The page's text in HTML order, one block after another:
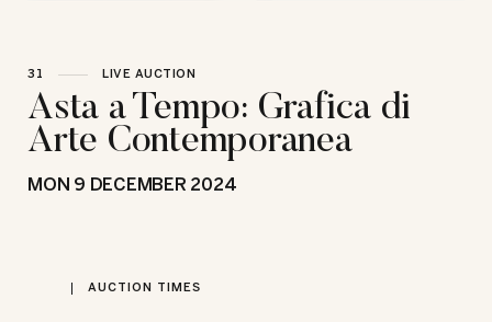
31 LIVE AUCTION
Asta a Tempo: Grafica di
Arte Contemporanea
MON 9 DECEMBER 2024
AUCTION TIMES